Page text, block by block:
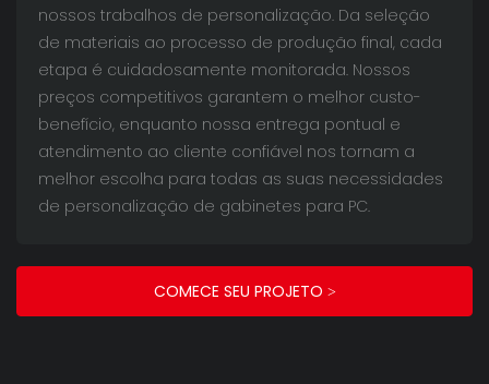
nossos trabalhos de personalização. Da seleção
de materiais ao processo de produção final, cada
etapa é cuidadosamente monitorada. Nossos
preços competitivos garantem o melhor custo-
benefício, enquanto nossa entrega pontual e
atendimento ao cliente confiável nos tornam a
melhor escolha para todas as suas necessidades
de personalização de gabinetes para PC.
COMECE SEU PROJETO >